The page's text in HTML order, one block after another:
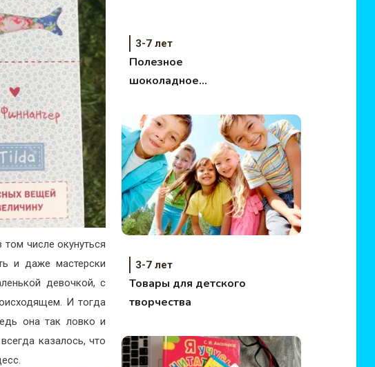
числе окунуться
и даже мастерски
девочкой, с
И тогда
она так ловко и
казалось, что
3-7 лет
Полезное
шоколадное
3-7 лет
Товары для детского
творчества